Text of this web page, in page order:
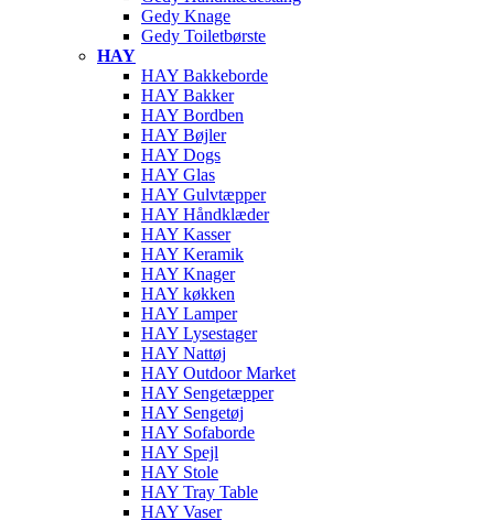
Gedy Knage
Gedy Toiletbørste
HAY
HAY Bakkeborde
HAY Bakker
HAY Bordben
HAY Bøjler
HAY Dogs
HAY Glas
HAY Gulvtæpper
HAY Håndklæder
HAY Kasser
HAY Keramik
HAY Knager
HAY køkken
HAY Lamper
HAY Lysestager
HAY Nattøj
HAY Outdoor Market
HAY Sengetæpper
HAY Sengetøj
HAY Sofaborde
HAY Spejl
HAY Stole
HAY Tray Table
HAY Vaser